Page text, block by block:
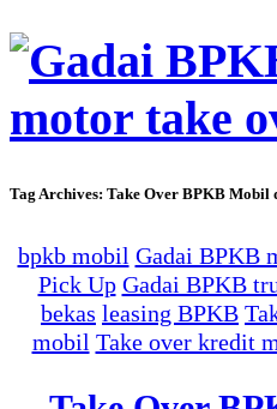
Tag Archives: Take Over BPKB Mobil
bpkb mobil Gadai BPKB
Pick Up Gadai BPKB
bekas leasing BPKB
mobil Take over kredit